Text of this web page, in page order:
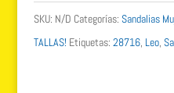
SKU: N/D Categorías: Sandalias
TALLAS! Etiquetas: 28716, Leo,